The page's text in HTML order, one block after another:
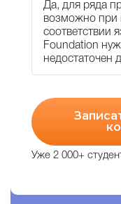
Да, для ряда
возможно при
соответствии
Foundation
недостаточен
Уже 2 000+